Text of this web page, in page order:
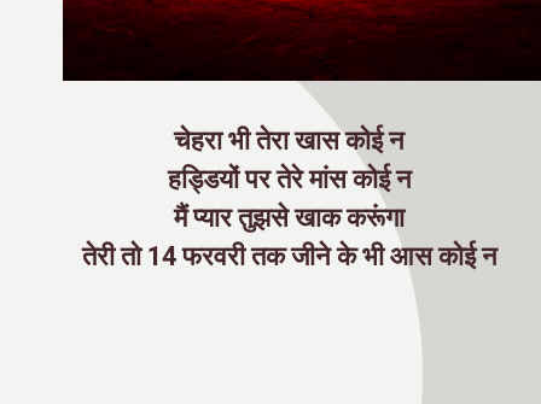
चेहरा भी तेरा खास कोई न
हड्डियों पर तेरे मांस कोई न
मैं प्यार तुझसे खाक करूंगा
तेरी तो 14 फरवरी तक जीने के भी आस कोई न